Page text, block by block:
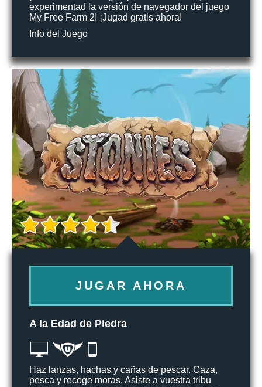
experimentad la versión de navegador del juego
My Free Farm 2! ¡Jugad gratis ahora!
Info del Juego
JUGAR AHORA
A la Edad de Piedra
Haz lanzas, hachas y cañas de pescar. Caza,
pesca y recoge moras. Asiste a vuestra tribu